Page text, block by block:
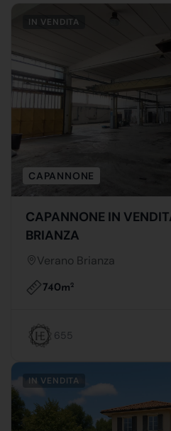
IN VENDITA
CAPANNONE
CAPANNONE IN
BRIANZA
Verano Brianza
740m2
655
IN VENDITA